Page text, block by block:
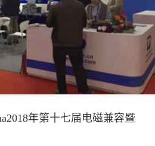
年第十七届电磁兼容暨